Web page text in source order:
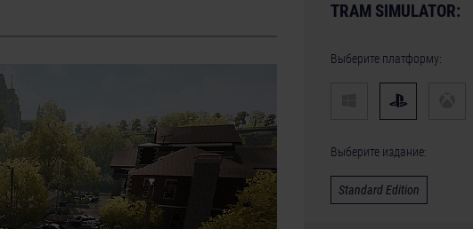
TRAM SIMULATOR:
Выберите платформу:
Выберите издание:
Standard Edition